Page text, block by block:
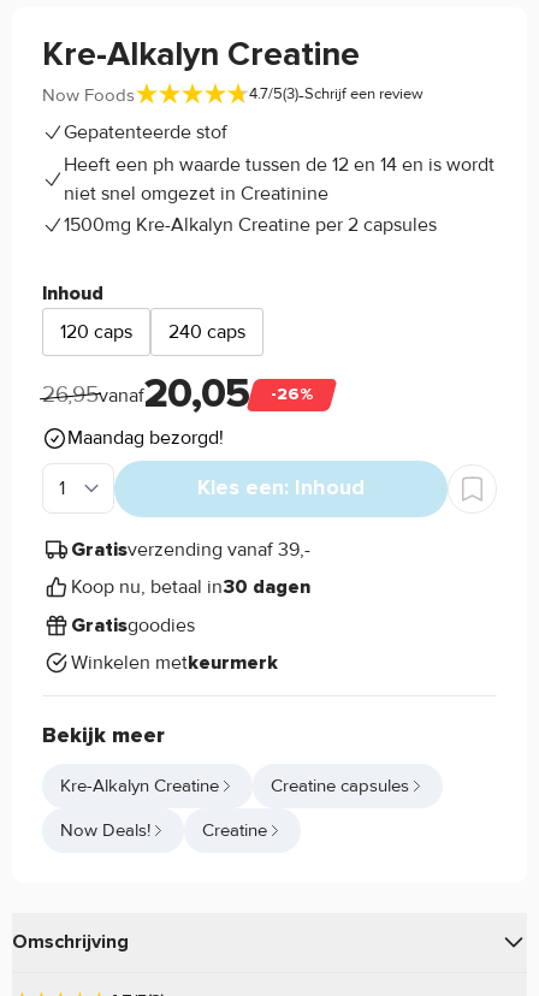
Kre-Alkalyn Creatine
Now Foods 4.7/5(3)-Schrijf een review
Gepatenteerde stof
Heeft een ph waarde tussen de 12 en 14 en is wordt
niet snel omgezet in Creatinine
1500mg Kre-Alkalyn Creatine per 2 capsules
Inhoud
120 caps 240 caps
26,95vanaf20,05 -26%
Maandag bezorgd!
Kies een: Inhoud
Gratisverzending vanaf 39,-
Koop nu, betaal in30 dagen
Gratisgoodies
Winkelen metkeurmerk
Bekijk meer
Kre-Alkalyn Creatine Creatine capsules
Now Deals! Creatine
Omschrijving